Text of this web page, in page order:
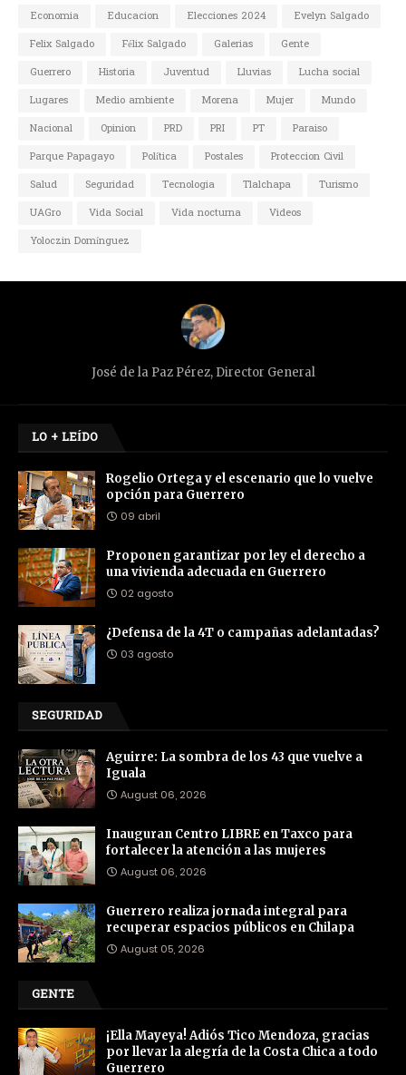
Economia
Educacion Elecciones 2024
Evelyn Salgado
Felix Salgado
Félix Salgado Galerias
Gente
Guerrero
Historia Juventud Lluvias
Lucha social
Lugares
Medio ambiente Morena Mujer
Mundo
Nacional
Opinion PRD PRI PT
Paraiso
Parque Papagayo
Política Postales
Proteccion Civil
Salud
Seguridad Tecnologia Tlalchapa
Turismo
UAGro
Vida Social Vida nocturna
Videos
Yoloczin Domínguez
José de la Paz Pérez, Director General
LO + LEÍDO
Rogelio Ortega y el escenario que lo vuelve
opción para Guerrero
09 abril
Proponen garantizar por ley el derecho a
una vivienda adecuada en Guerrero
02 agosto
¿Defensa de la 4T o campañas adelantadas?
03 agosto
SEGURIDAD
Aguirre: La sombra de los 43 que vuelve a
Iguala
August 06, 2026
Inauguran Centro LIBRE en Taxco para
fortalecer la atención a las mujeres
August 06, 2026
Guerrero realiza jornada integral para
recuperar espacios públicos en Chilapa
August 05, 2026
GENTE
¡Ella Mayeya! Adiós Tico Mendoza, gracias
por llevar la alegría de la Costa Chica a todo
Guerrero